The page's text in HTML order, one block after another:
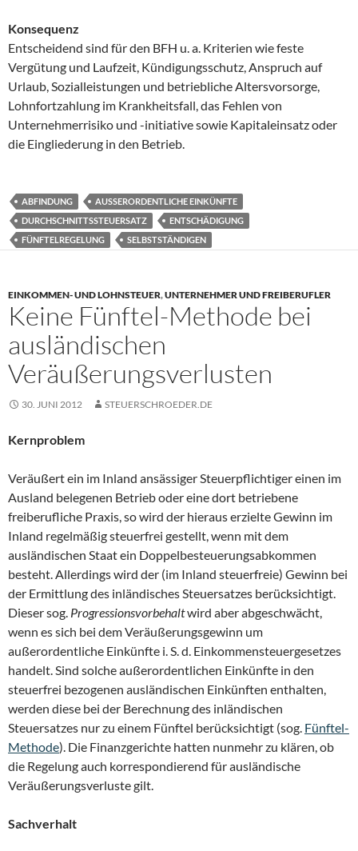
Konsequenz
Entscheidend sind für den BFH u. a. Kriterien wie feste
Vergütung und Laufzeit, Kündigungsschutz, Anspruch auf
Urlaub, Sozialleistungen und betriebliche Altersvorsorge,
Lohnfortzahlung im Krankheitsfall, das Fehlen von
Unternehmerrisiko und -initiative sowie Kapitaleinsatz oder
die Eingliederung in den Betrieb.
ABFINDUNG
AUSSERORDENTLICHE EINKÜNFTE
DURCHSCHNITTSSTEUERSATZ
ENTSCHÄDIGUNG
FÜNFTELREGELUNG
SELBSTSTÄNDIGEN
EINKOMMEN- UND LOHNSTEUER,UNTERNEHMER UND FREIBERUFLER
Keine Fünftel-Methode bei
ausländischen
Veräußerungsverlusten
30. JUNI 2012 STEUERSCHROEDER.DE
Kernproblem
Veräußert ein im Inland ansässiger Steuerpflichtiger einen im
Ausland belegenen Betrieb oder eine dort betriebene
freiberufliche Praxis, so wird der hieraus erzielte Gewinn im
Inland regelmäßig steuerfrei gestellt, wenn mit dem
ausländischen Staat ein Doppelbesteuerungsabkommen
besteht. Allerdings wird der (im Inland steuerfreie) Gewinn bei
der Ermittlung des inländisches Steuersatzes berücksichtigt.
Dieser sog. Progressionsvorbehaltwird aber abgeschwächt,
wenn es sich bei dem Veräußerungsgewinn um
außerordentliche Einkünfte i. S. d. Einkommensteuergesetzes
handelt. Sind solche außerordentlichen Einkünfte in den
steuerfrei bezogenen ausländischen Einkünften enthalten,
werden diese bei der Berechnung des inländischen
Steuersatzes nur zu einem Fünftel berücksichtigt (sog. Fünftel-
Methode). Die Finanzgerichte hatten nunmehr zu klären, ob
die Regelung auch korrespondierend für ausländische
Veräußerungsverluste gilt.
Sachverhalt